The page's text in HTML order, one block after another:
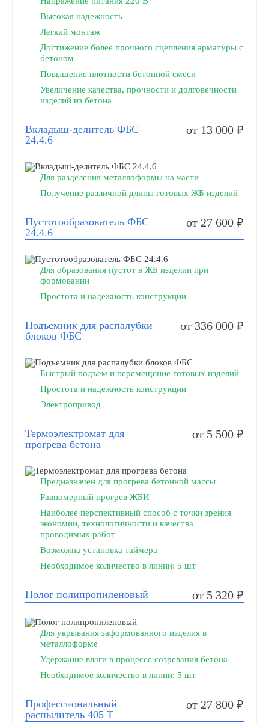
Высокая надежность
Легкий монтаж
Достижение более прочного сцепления арматуры с
бетоном
Повышение плотности бетонной смеси
Увеличение качества, прочности и долговечности
изделий из бетона
Вкладыш-делитель ФБС
24.4.6
от 13 000 ₽
Для разделения металлоформы на части
Получение различной длины готовых ЖБ изделий
Пустотообразователь ФБС
24.4.6
от 27 600 ₽
Для образования пустот в ЖБ изделии при
формовании
Простота и надежность конструкции
Подъемник для распалубки
блоков ФБС
от 336 000 ₽
Быстрый подъем и перемещение готовых изделий
Простота и надежность конструкции
Электропривод
Термоэлектромат для
прогрева бетона
от 5 500 ₽
Предназначен для прогрева бетонной массы
Равномерный прогрев ЖБИ
Наиболее перспективный способ с точки зрения
экономии, технологичности и качества
проводимых работ
Возможна установка таймера
Необходимое количество в линии: 5 шт
Полог полипропиленовый от 5 320 ₽
Для укрывания заформованного изделия в
металлоформе
Удержание влаги в процессе созревания бетона
Необходимое количество в линии: 5 шт
Профессиональный
распылитель 405 Т
от 27 800 ₽